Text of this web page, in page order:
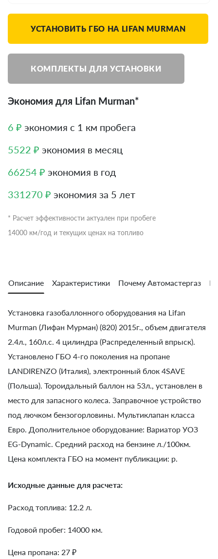
УСТАНОВИТЬ ГБО НА LIFAN MURMAN
КОМПЛЕКТЫ ДЛЯ УСТАНОВКИ
Экономия для Lifan Murman*
6 ₽ экономия с 1 км пробега
5522 ₽ экономия в месяц
66254 ₽ экономия в год
331270 ₽ экономия за 5 лет
* Расчет эффективности актуален при пробеге
14000 км/год и текущих ценах на топливо
Описание Характеристики Почему Автомастергаз
Установка газобаллонного оборудования на Lifan
Murman (Лифан Мурман) (820) 2015г., объем двигателя
2.4л., 160л.с. 4 цилиндра (Распределенный впрыск).
Установлено ГБО 4-го поколения на пропане
LANDIRENZO (Италия), электронный блок 4SAVE
(Польша). Тороидальный баллон на 53л., установлен в
место для запасного колеса. Заправочное устройство
под лючком бензогорловины. Мультиклапан класса
Евро. Дополнительное оборудование: Вариатор УОЗ
EG-Dynamic. Средний расход на бензине л./100км.
Цена комплекта ГБО на момент публикации: р.
Исходные данные для расчета:
Расход топлива: 12.2 л.
Годовой пробег: 14000 км.
Цена пропана: 27 ₽